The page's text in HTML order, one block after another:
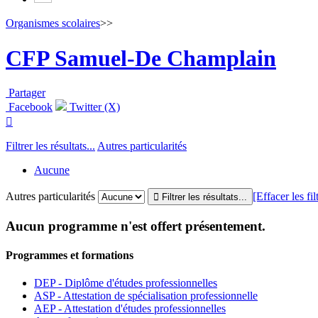
Organismes scolaires>>
CFP Samuel-De Champlain
Partager
Facebook
Twitter (X)

Filtrer les résultats... Autres particularités
Aucune
Autres particularités [Effacer les
Aucun programme n'est offert présentement.
Programmes et formations
DEP - Diplôme d'études professionnelles
ASP - Attestation de spécialisation professionnelle
AEP - Attestation d'études professionnelles